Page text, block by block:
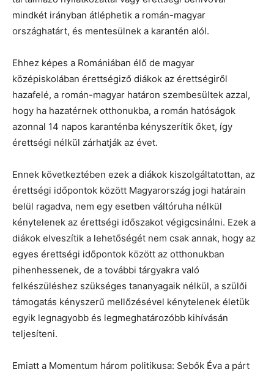
mindkét irányban átléphetik a román-magyar
országhatárt, és mentesülnek a karantén alól.
Ehhez képes a Romániában élő de magyar
középiskolában érettségiző diákok az érettségiről
hazafelé, a román-magyar határon szembesültek azzal,
hogy ha hazatérnek otthonukba, a román hatóságok
azonnal 14 napos karanténba kényszerítik őket, így
érettségi nélkül zárhatják az évet.
Ennek következtében ezek a diákok kiszolgáltatottan, az
érettségi időpontok között Magyarország jogi határain
belül ragadva, nem egy esetben váltóruha nélkül
kénytelenek az érettségi időszakot végigcsinálni. Ezek a
diákok elveszítik a lehetőségét nem csak annak, hogy az
egyes érettségi időpontok között az otthonukban
pihenhessenek, de a további tárgyakra való
felkészüléshez szükséges tananyagaik nélkül, a szülői
támogatás kényszerű mellőzésével kénytelenek életük
egyik legnagyobb és legmeghatározóbb kihívásán
teljesíteni.
Emiatt a Momentum három politikusa: Sebők Éva a párt